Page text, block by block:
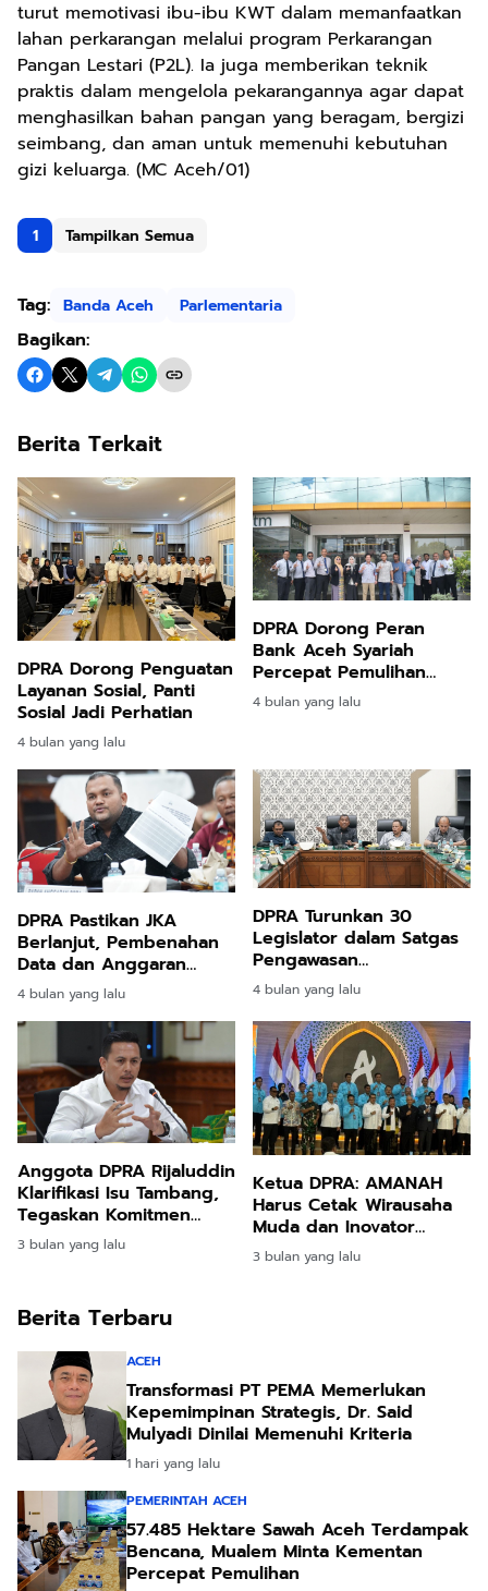
turut memotivasi ibu-ibu KWT dalam memanfaatkan
lahan perkarangan melalui program Perkarangan
Pangan Lestari (P2L). Ia juga memberikan teknik
praktis dalam mengelola pekarangannya agar dapat
menghasilkan bahan pangan yang beragam, bergizi
seimbang, dan aman untuk memenuhi kebutuhan
gizi keluarga. (MC Aceh/01)
1 Tampilkan Semua
Tag: Banda Aceh Parlementaria
Bagikan:
Berita Terkait
DPRA Dorong Penguatan
Layanan Sosial, Panti
Sosial Jadi Perhatian
4 bulan yang lalu
DPRA Dorong Peran
Bank Aceh Syariah
Percepat Pemulihan
Ekonomi Aceh Timur
4 bulan yang lalu
DPRA Pastikan JKA
Berlanjut, Pembenahan
Data dan Anggaran
Diperlukan
4 bulan yang lalu
DPRA Turunkan 30
Legislator dalam Satgas
Pengawasan
Pascabencana
4 bulan yang lalu
Anggota DPRA Rijaluddin
Klarifikasi Isu Tambang,
Tegaskan Komitmen
pada Program JKA
3 bulan yang lalu
Ketua DPRA: AMANAH
Harus Cetak Wirausaha
Muda dan Inovator
Digital Aceh
3 bulan yang lalu
Berita Terbaru
ACEH
Transformasi PT PEMA Memerlukan
Kepemimpinan Strategis, Dr. Said
Mulyadi Dinilai Memenuhi Kriteria
1 hari yang lalu
PEMERINTAH ACEH
57.485 Hektare Sawah Aceh Terdampak
Bencana, Mualem Minta Kementan
Percepat Pemulihan